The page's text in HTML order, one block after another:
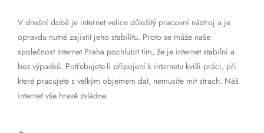
V dnešní době je internet velice důležitý pracovní nástroj a je
opravdu nutné zajistit jeho stabilitu. Proto se může naše
společnost Internet Praha pochlubit tím, že je internet stabilní a
bez výpadků. Potřebujete-li připojení k internetu kvůli práci, při
které pracujete s velkým objemem dat, nemusíte mít strach. Náš
internet vše hravě zvládne.